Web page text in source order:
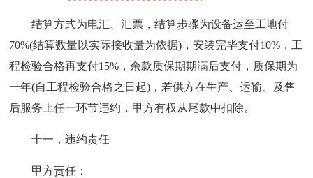
结算方式为电汇、汇票，结算步骤为设备运至工地付
70%(结算数量以实际接收量为依据)，安装完毕支付10%，工
程检验合格再支付15%，余款质保期期满后支付，质保期为
一年(自工程检验合格之日起)，若供方在生产、运输、及售
后服务上任一环节违约，甲方有权从尾款中扣除。
十一，违约责任
甲方责任：